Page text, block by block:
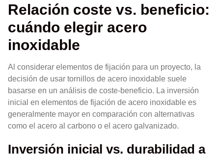
Relación coste vs. beneficio:
cuándo elegir acero
inoxidable
Al considerar elementos de fijación para un proyecto, la
decisión de usar tornillos de acero inoxidable suele
basarse en un análisis de coste-beneficio. La inversión
inicial en elementos de fijación de acero inoxidable es
generalmente mayor en comparación con alternativas
como el acero al carbono o el acero galvanizado.
Inversión inicial vs. durabilidad a